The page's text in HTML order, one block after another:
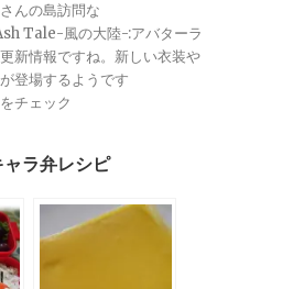
んの島訪問な
Tale-風の大陸-:アバターラ
新情報ですね。新しい衣装や
登場するようです
チェック
ラ弁レシピ